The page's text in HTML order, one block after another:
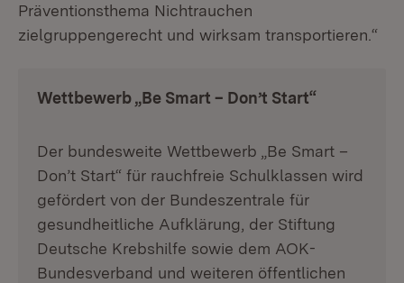
Präventionsthema Nichtrauchen
zielgruppengerecht und wirksam transportieren.“
Wettbewerb „Be Smart – Don’t Start“
Der bundesweite Wettbewerb „Be Smart –
Don’t Start“ für rauchfreie Schulklassen wird
gefördert von der Bundeszentrale für
gesundheitliche Aufklärung, der Stiftung
Deutsche Krebshilfe sowie dem AOK-
Bundesverband und weiteren öffentlichen